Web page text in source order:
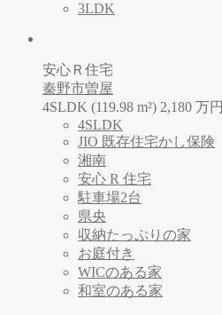
3LDK
安心Ｒ住宅
秦野市曽屋
4SLDK (119.98 m²) 2,180 万円
4SLDK
JIO 既存住宅かし保険
湘南
安心 R 住宅
駐車場2台
県央
収納たっぷりの家
お庭付き
WICのある家
和室のある家